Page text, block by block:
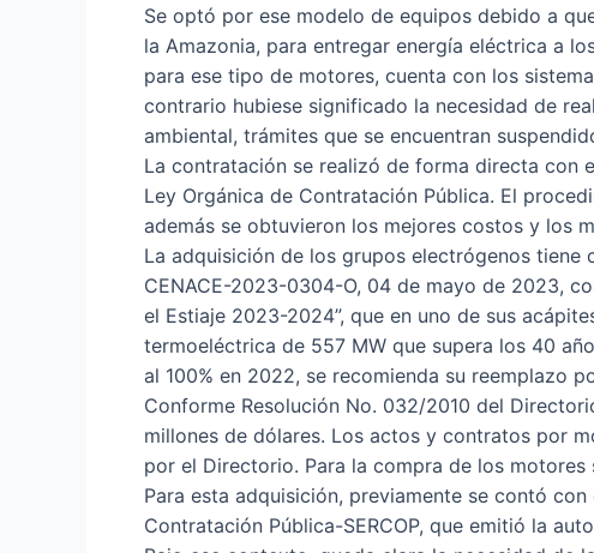
Se optó por ese modelo de equipos debido a
la Amazonia, para entregar energía eléctrica a
para ese tipo de motores, cuenta con los
contrario hubiese significado la necesidad de
ambiental, trámites que se encuentran
La contratación se realizó de forma directa con
Ley Orgánica de Contratación Pública. El
además se obtuvieron los mejores costos y los
La adquisición de los grupos electrógenos tiene
CENACE-2023-0304-O, 04 de mayo de 2023,
el Estiaje 2023-2024”, que en uno de sus
termoeléctrica de 557 MW que supera los 40
al 100% en 2022, se recomienda su reemplazo
Conforme Resolución No. 032/2010 del
millones de dólares. Los actos y contratos por
por el Directorio. Para la compra de los
Para esta adquisición, previamente se contó
Contratación Pública-SERCOP, que emitió la